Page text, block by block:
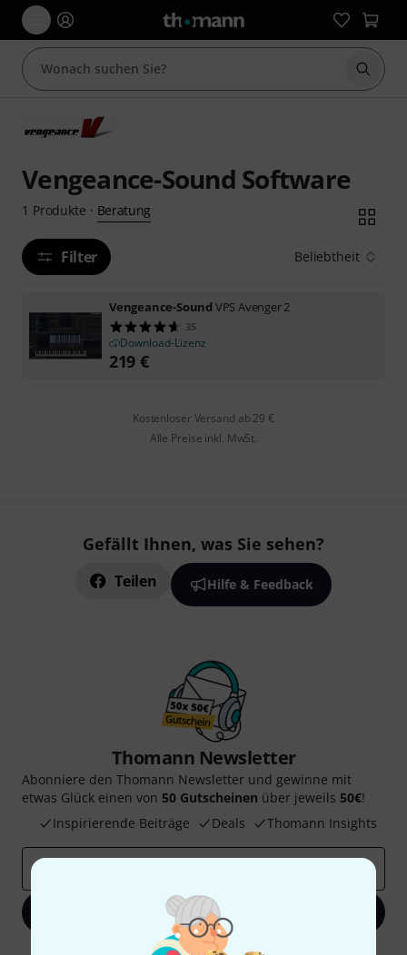
Suche
Vengeance-Sound Software
1 Produkte · Beratung
Filter Beliebtheit
Vengeance-Sound VPS Avenger 2
35
Download-Lizenz
219 €
Kostenloser Versand ab 29 €
Alle Preise inkl. MwSt.
Gefällt Ihnen, was Sie sehen?
Teilen Hilfe & Feedback
Thomann Newsletter
Abonniere den Thomann Newsletter und gewinne mit
etwas Glück einen von 50 Gutscheinen über jeweils 50€!
Inspirierende Beiträge
Deals Thomann Insights
Jetzt anmelden